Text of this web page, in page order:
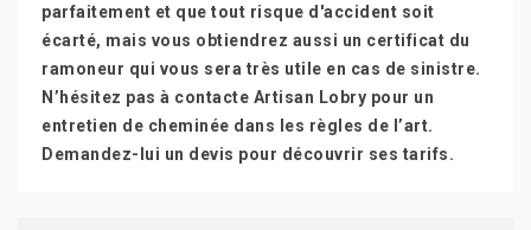
parfaitement et que tout risque d'accident soit
écarté, mais vous obtiendrez aussi un certificat du
ramoneur qui vous sera très utile en cas de sinistre.
N’hésitez pas à contacte Artisan Lobry pour un
entretien de cheminée dans les règles de l’art.
Demandez-lui un devis pour découvrir ses tarifs.